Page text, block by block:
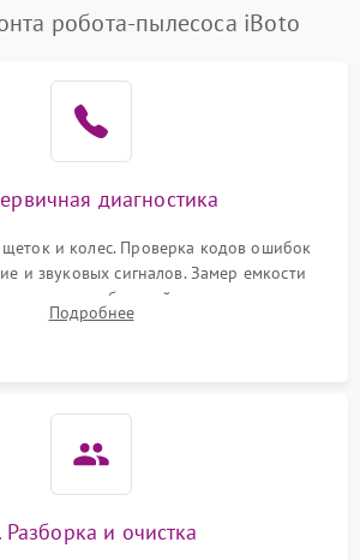
робота-пылесоса iBoto
диагностика
и колес. Проверка кодов ошибок
и звуковых сигналов. Замер емкости
базовой станции зарядки.
бампера и датчиков падения для
Подробнее
Разборка и очистка